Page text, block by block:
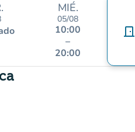
MIÉ.
05/08
10:00
–
20:00
door_front